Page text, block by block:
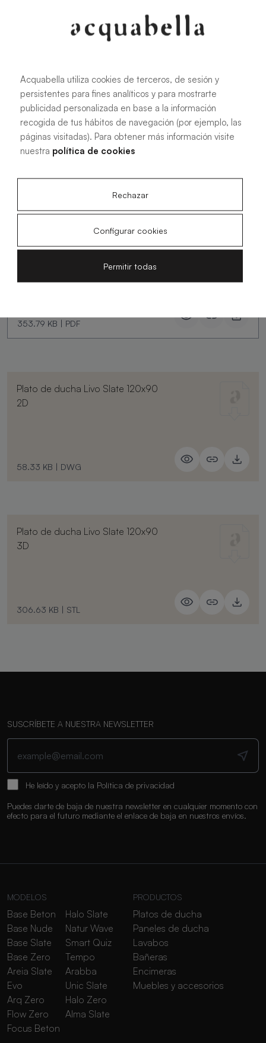
PDF
Manual de instalación de platos de
ducha Akron®
4.15 MB|PDF
Planos técnicos Livo Slate
353.79 KB | PDF
Plato de ducha Livo Slate 120x90
2D
58.33 KB | DWG
Plato de ducha Livo Slate 120x90
3D
306.63 KB | STL
SUSCRÍBETE A NUESTRA NEWSLETTER
He leído y acepto la Política de privacidad
Puedes darte de baja de nuestra newsletter en cualquier momento con
efecto para el futuro mediante el enlace de baja en nuestros envíos.
MODELOS
Base Beton
Base Nude
Base Slate
Base Zero
Areia Slate
Evo
Arq Zero
Flow Zero
Focus Beton
Halo Slate
Natur Wave
Smart Quiz
Tempo
Arabba
Unic Slate
Halo Zero
Alma Slate
PRODUCTOS
Platos de ducha
Paneles de ducha
Lavabos
Bañeras
Encimeras
Muebles y accesorios
Acquabella utiliza cookies de terceros, de sesión y
persistentes para fines analíticos y para mostrarte
publicidad personalizada en base a la información
recogida de tus hábitos de navegación (por ejemplo, las
páginas visitadas). Para obtener más información visite
nuestra política de cookies
Rechazar
Configurar cookies
Permitir todas